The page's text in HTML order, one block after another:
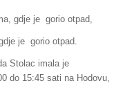
gdje je gorio otpad,
je gorio otpad.
Stolac imala je
do 15:45 sati na Hodovu,